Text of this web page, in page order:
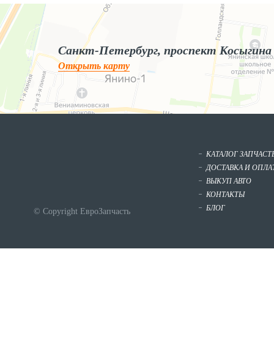
Яндекс.Карты
Яндекс.Карты — поиск мест и адресов, городской транспорт
Санкт-Петербург, проспект Косыгина
Открыть карту
© Copyright ЕвроЗапчасть
КАТАЛОГ
ДОСТАВКА И
ВЫКУП АВТО
КОНТАКТЫ
БЛОГ